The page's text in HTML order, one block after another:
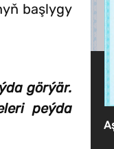
başlygy
görýär.
peýda